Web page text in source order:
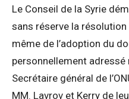
Le Conseil de la Syrie
sans réserve la
même de l’adoption du
personnellement
Secrétaire général de
MM. Lavrov et Kerry de